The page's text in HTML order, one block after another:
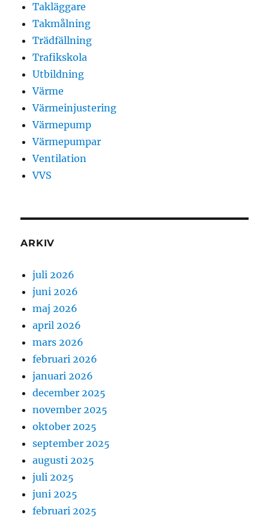
Takläggare
Takmålning
Trädfällning
Trafikskola
Utbildning
Värme
Värmeinjustering
Värmepump
Värmepumpar
Ventilation
VVS
ARKIV
juli 2026
juni 2026
maj 2026
april 2026
mars 2026
februari 2026
januari 2026
december 2025
november 2025
oktober 2025
september 2025
augusti 2025
juli 2025
juni 2025
februari 2025